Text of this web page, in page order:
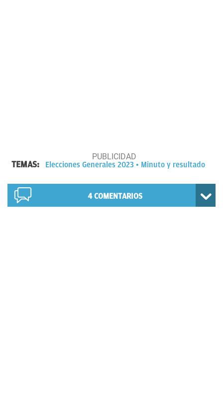
TEMAS: Elecciones Generales 2023 Minuto y resultado
4COMENTARIOS